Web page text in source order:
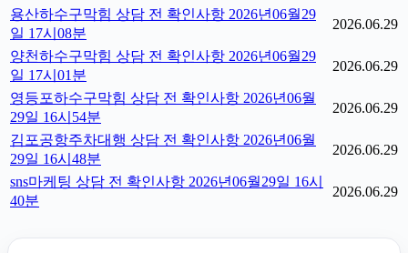
용산하수구막힘 상담 전 확인사항 2026년06월29
일 17시08분
2026.06.29
양천하수구막힘 상담 전 확인사항 2026년06월29
일 17시01분
2026.06.29
영등포하수구막힘 상담 전 확인사항 2026년06월
29일 16시54분
2026.06.29
김포공항주차대행 상담 전 확인사항 2026년06월
29일 16시48분
2026.06.29
sns마케팅 상담 전 확인사항 2026년06월29일 16시
40분
2026.06.29